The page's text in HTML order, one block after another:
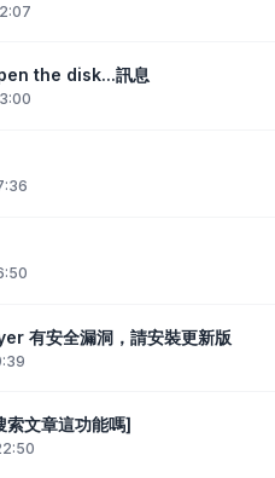
the disk...訊息
有安全漏洞，請安裝更新版
索文章這功能嗎]